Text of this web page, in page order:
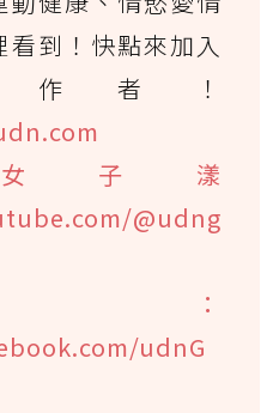
到！快點來加入
者！
子漾
@udng
：
udnG